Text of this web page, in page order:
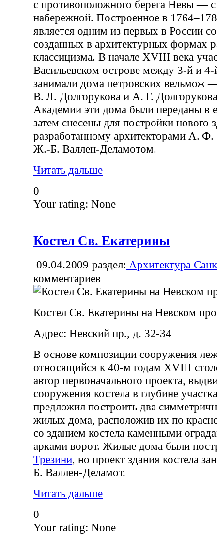
с противоположного берега Невы —
набережной. Построенное в
является одним из первых в России
созданных в архитектурных формах
классицизма. В начале XVIII века
Васильевском острове между 3-й и
занимали дома петровских вельмож
В. Л. Долгорукова и А. Г.
Академии эти дома были переданы в
затем снесены для постройки нового
разработанному архитекторами А.
Ж.-Б. Валлен-Деламотом.
Читать дальше
0
Your rating: None
Костел Св. Екатерины
09.04.2009 раздел: Архитектура
комментариев
Костел Св. Екатерины на Невском
Адрес: Невский пр., д. 32-34
В основе композиции сооружения
относящийся к 40-м годам XVIII
автор первоначального проекта,
сооружения костела в глубине
предложил построить два
жилых дома, расположив их по
со зданием костела каменными
арками ворот. Жилые дома были
Трезини, но проект здания костела
Б. Валлен-Деламот.
Читать дальше
0
Your rating: None